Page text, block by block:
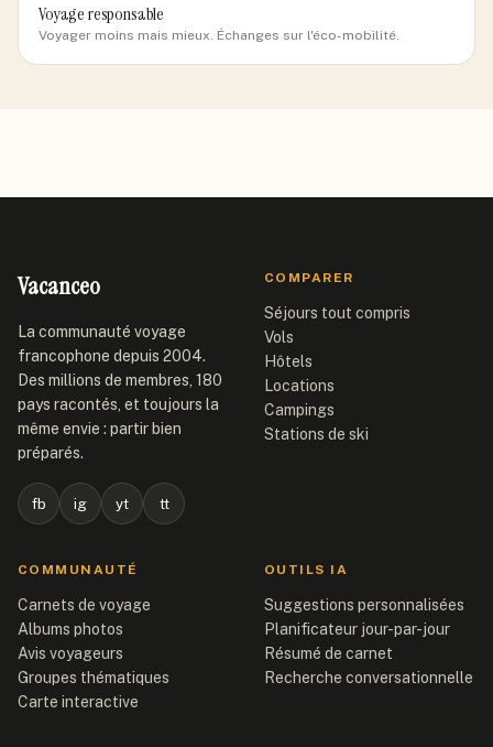
Voyage responsable
Voyager moins mais mieux. Échanges sur l'éco-mobilité.
Vacanceo
La communauté voyage
francophone depuis 2004.
Des millions de membres, 180
pays racontés, et toujours la
même envie : partir bien
préparés.
fb ig yt tt
COMPARER
Séjours tout compris
Vols
Hôtels
Locations
Campings
Stations de ski
COMMUNAUTÉ
Carnets de voyage
Albums photos
Avis voyageurs
Groupes thématiques
Carte interactive
OUTILS IA
Suggestions personnalisées
Planificateur jour-par-jour
Résumé de carnet
Recherche conversationnelle